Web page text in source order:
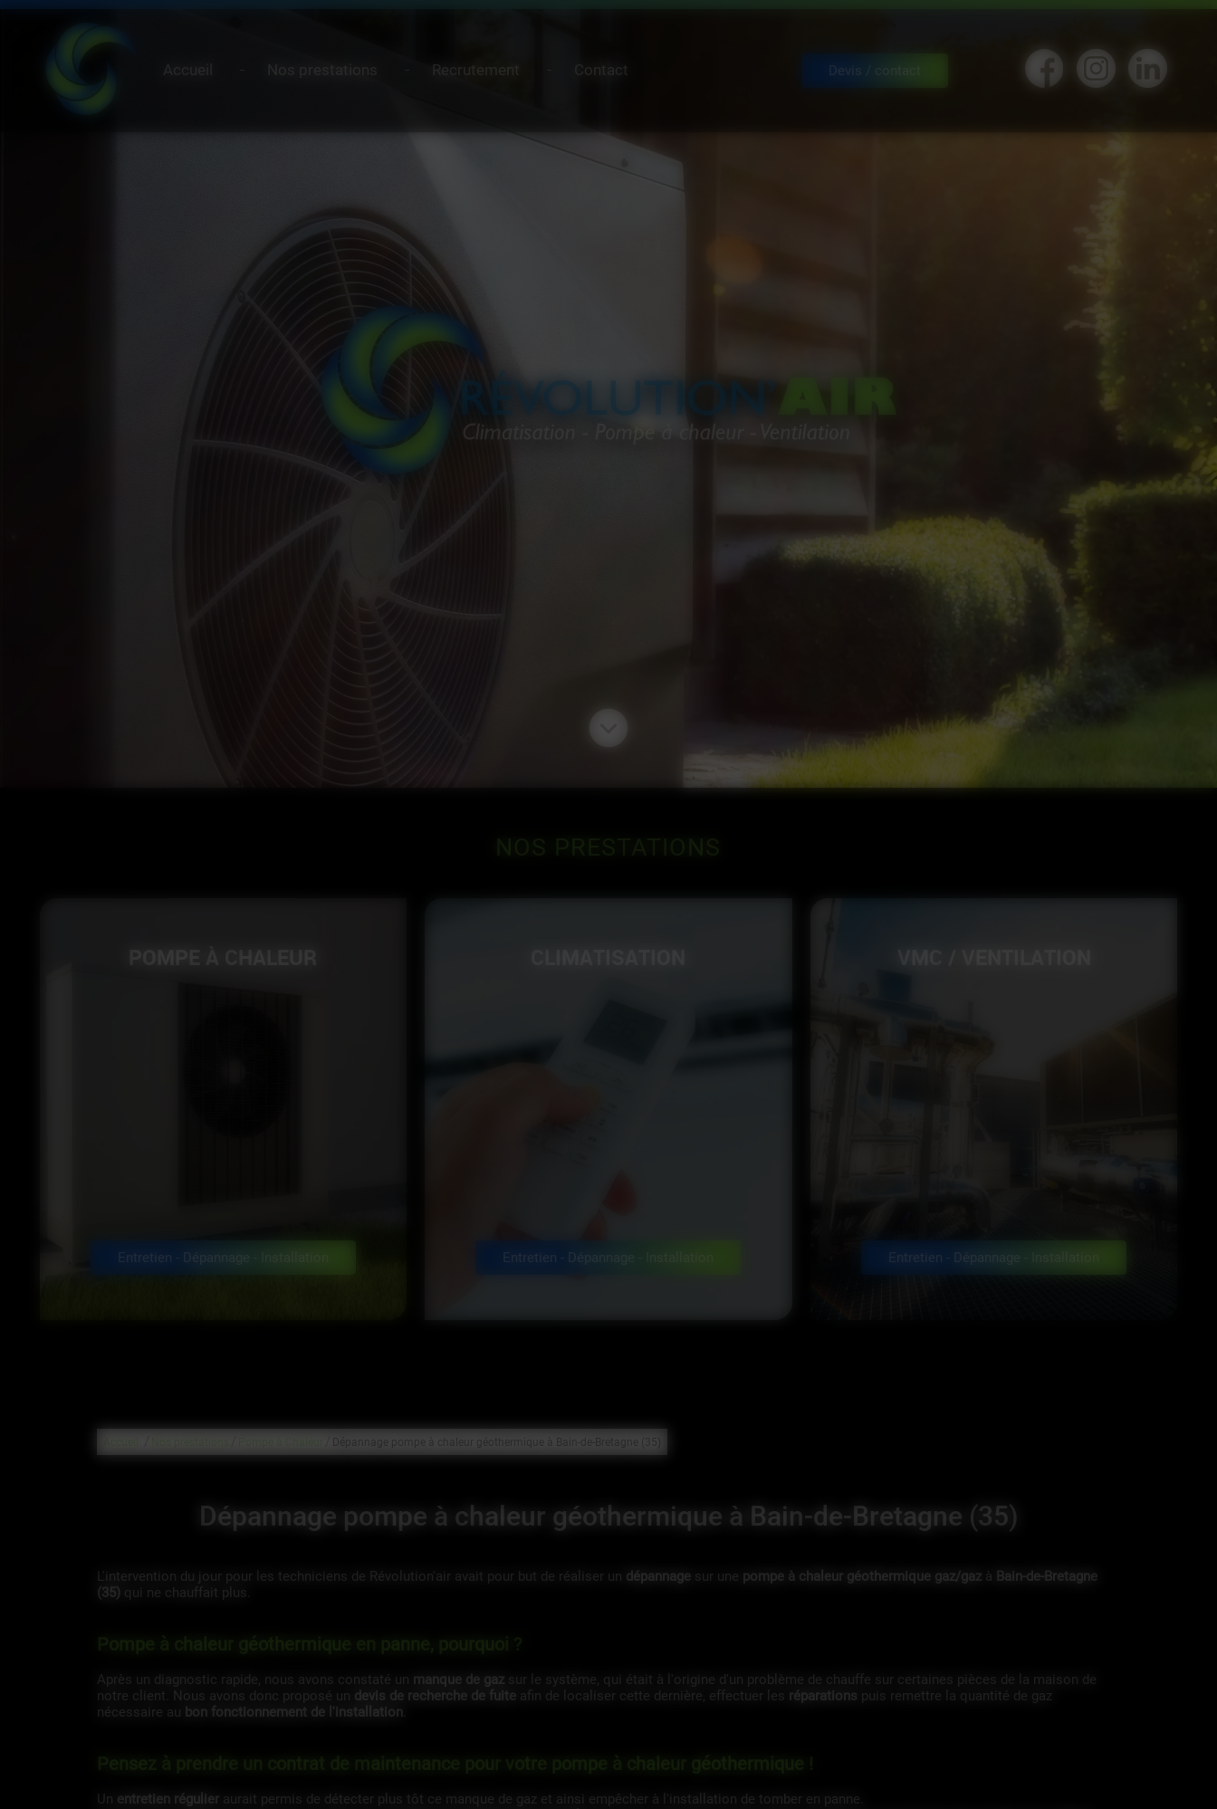
Panneau de gestion des cookies
Recrutement Contact Devis / contact
POMPE À CHALEUR
Entretien - Dépannage - Installation Entretien - Dépannage - Installation Entretien - Dépannage - Installation
Dépannage pompe à chaleur géothermique à Bain-de-Bretagne (35)
Dépannage pompe à chaleur géothermique à Bain-de-Bretagne (35)
L'intervention du jour pour les techniciens de Révolution'air avait pour but de réaliser un dépannage sur une pompe à chaleur géothermique gaz/gaz à Bain-de-Bretagne
(35) qui ne chauffait plus.
Après un diagnostic rapide, nous avons constaté un manque de gaz sur le système, qui était à l'origine d'un problème de chauffe sur certaines pièces de la maison de
notre client. Nous avons donc proposé un devis de recherche de fuite afin de localiser cette dernière, effectuer les réparations puis remettre la quantité de gaz
nécessaire au
bon fonctionnement de l'installation
Un entretien régulier aurait permis de détecter plus tôt ce manque de gaz et ainsi empêcher à l'installation de tomber en panne.